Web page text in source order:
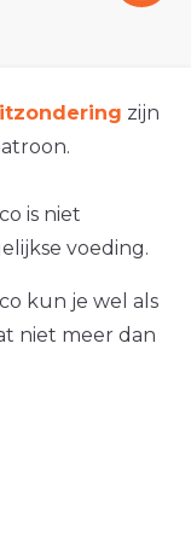
zijn
is niet
voeding.
kun je wel als
niet meer dan